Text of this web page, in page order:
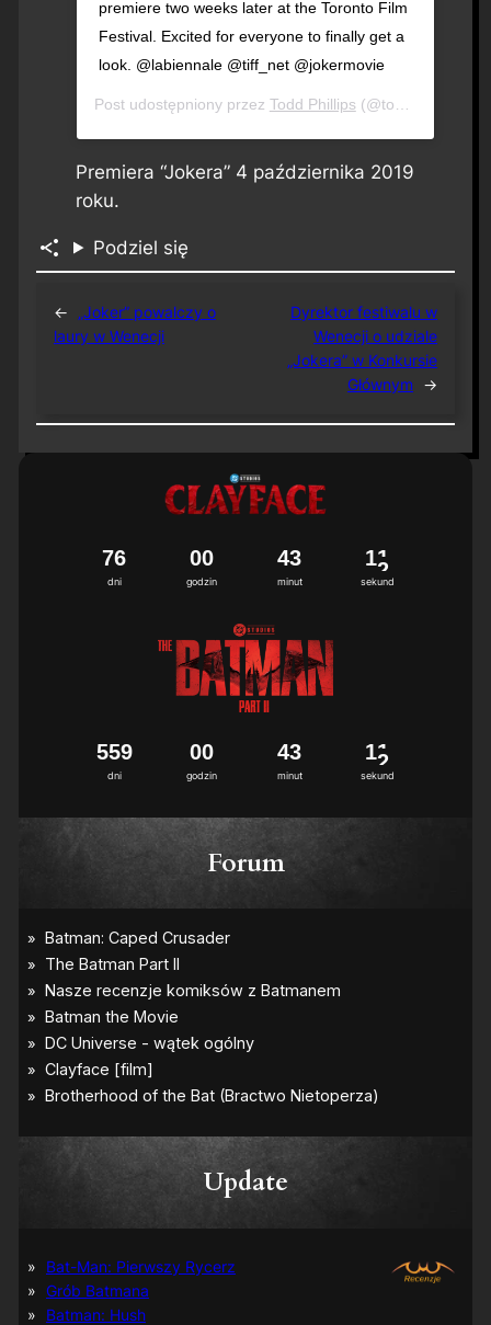
premiere two weeks later at the Toronto Film
Festival. Excited for everyone to finally get a
look. @labiennale @tiff_net @jokermovie
Post udostępniony przez Todd Phillips (@toddphillips1)
Premiera “Jokera” 4 października 2019
roku.
Podziel się
←
„Joker” powalczy o
laury w Wenecji
Dyrektor festiwalu w
Wenecji o udziale
„Jokera” w Konkursie
Głównym
→
dni
76
godzin
00
minut
43
sekund
11
dni
559
godzin
00
minut
43
sekund
11
Forum
Update
Bat-Man: Pierwszy Rycerz
Grób Batmana
Batman: Hush